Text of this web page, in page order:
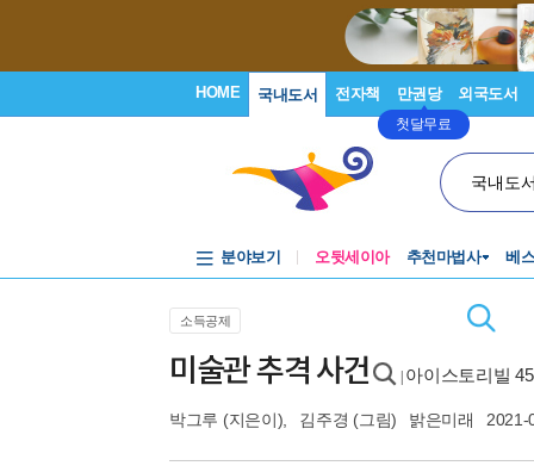
HOME 국내도서 전자책 만권당
첫달무료
외국도서
국내도
분야보기 오뒷세이아 추천마법사 베
소득공제
미술관 추격 사건 아이스토리빌 45
박그루 (지은이), 김주경 (그림) 밝은미래 2021-